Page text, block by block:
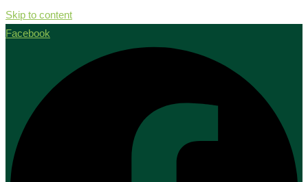
Skip to content
Facebook